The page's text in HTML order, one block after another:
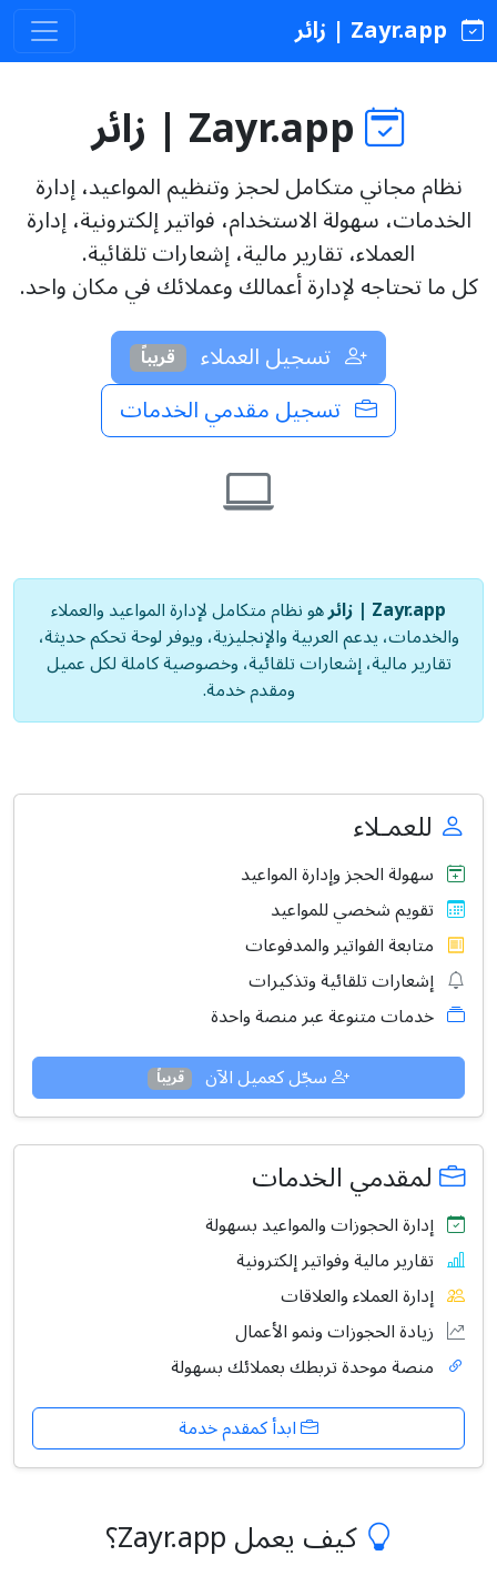
نظام مجاني متكامل لحجز وتنظيم المواعيد، إدارة
الخدمات، سهولة الاستخدام، فواتير إلكترونية، إدارة
العملاء، تقارير مالية، إشعارات تلقائية.
كل ما تحتاجه لإدارة أعمالك وعملائك في مكان واحد.
تسجيل العملاء
قريباً
تسجيل مقدمي الخدمات
Zayr.app | زائر هو نظام متكامل لإدارة المواعيد والعملاء
والخدمات، يدعم العربية والإنجليزية، ويوفر لوحة تحكم حديثة،
تقارير مالية، إشعارات تلقائية، وخصوصية كاملة لكل عميل
ومقدم خدمة.
للعمـلاء
سهولة الحجز وإدارة المواعيد
تقويم شخصي للمواعيد
متابعة الفواتير والمدفوعات
إشعارات تلقائية وتذكيرات
خدمات متنوعة عبر منصة واحدة
سجّل كعميل الآن
قريباً
لمقدمي الخدمات
إدارة الحجوزات والمواعيد بسهولة
تقارير مالية وفواتير إلكترونية
إدارة العملاء والعلاقات
زيادة الحجوزات ونمو الأعمال
منصة موحدة تربطك بعملائك بسهولة
ابدأ كمقدم خدمة
كيف يعمل Zayr.app؟